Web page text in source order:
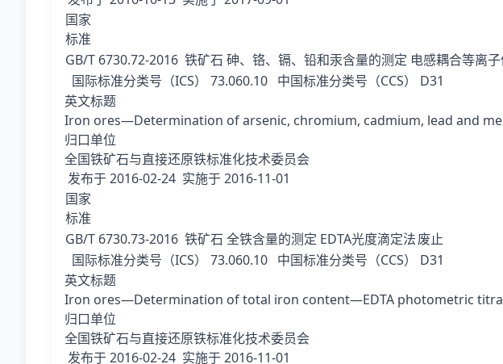
国家
标准
GB/T 6730.72-2016 铁矿石 砷、铬、镉、铅和汞含量的测定 电感耦合等离子
国际标准分类号（ICS）
73.060.10 中国标准分类号（CCS）
D31
英文标题
Iron ores—Determination of arsenic, chromium, cadmium, lead and
归口单位
全国铁矿石与直接还原铁标准化技术委员会
发布于2016-02-24 实施于2016-11-01
国家
标准
GB/T 6730.73-2016 铁矿石 全铁含量的测定 EDTA光度滴定法废止
国际标准分类号（ICS）
73.060.10 中国标准分类号（CCS）
D31
英文标题
Iron ores—Determination of total iron content—EDTA photometric
归口单位
全国铁矿石与直接还原铁标准化技术委员会
发布于2016-02-24 实施于2016-11-01